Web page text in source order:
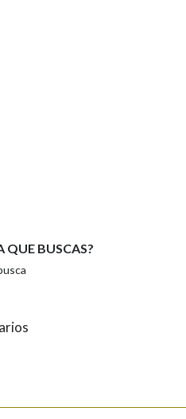
da política de
na imaxe:
QUE BUSCAS?